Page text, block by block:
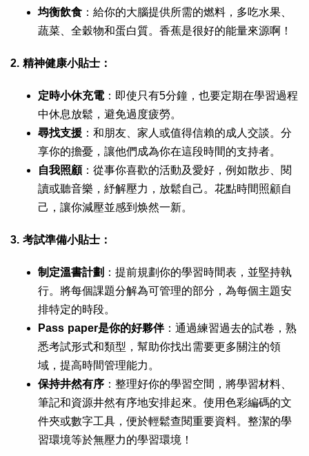
均衡飲食 ：給你的大腦提供所需的燃料，多吃水果、
蔬菜、全穀物和蛋白質。香蕉是很好的能量來源啊！
2. 精神健康小貼士：
定時小休充電：即使只有5分鐘，也要定期在學習過程
中休息放鬆，避免過度疲勞。
尋找支援 ：和朋友、家人或值得信賴的成人交談。分
享你的擔憂，讓他們成為你在這段時間的支持者。
自我照顧：從事你喜歡的活動及愛好，例如散步、閱
讀或聽音樂，紓解壓力，放鬆自己。花點時間照顧自
己，讓你減壓並感到焕然一新。
3. 考試準備小貼士：
制定溫書計劃 ：提前規劃你的學習時間表，並堅持執
行。將每個課題分解為可管理的部分，為每個主題安
排特定的時段。
Pass paper是你的好夥伴：通過練習過去的試卷，熟
悉考試形式和類型，幫助你找出需要更多關注的領
域，提高時間管理能力。
保持井然有序 ：整理好你的學習空間，將學習材料、
筆記和資源井然有序地安排起來。使用色彩編碼的文
件夾或數字工具，便於輕鬆查閱重要資料。整潔的學
習環境等於無壓力的學習環境！